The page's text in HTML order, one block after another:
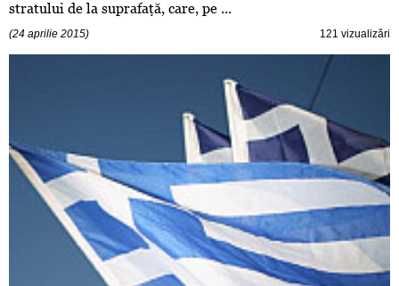
stratului de la suprafaţă, care, pe ...
(24 aprilie 2015) 121 vizualizări